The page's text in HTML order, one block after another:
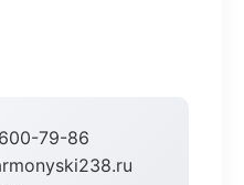
79-86